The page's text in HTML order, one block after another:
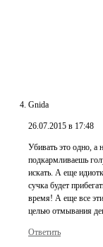
Gnida
26.07.2015 в 17:48
Убивать это одно, а
подкармливаешь
искать. А еще
сучка будет
время! А еще все
целью отмывания
Ответить